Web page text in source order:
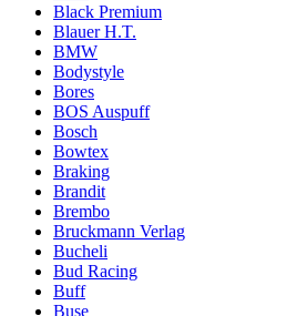
Black Premium
Blauer H.T.
BMW
Bodystyle
Bores
BOS Auspuff
Bosch
Bowtex
Braking
Brandit
Brembo
Bruckmann Verlag
Bucheli
Bud Racing
Buff
Buse